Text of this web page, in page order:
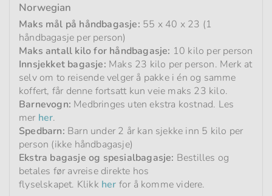
Norwegian
Maks mål på håndbagasje: 55 x 40 x 23 (1
håndbagasje per person)
Maks antall kilo for håndbagasje: 10 kilo per person
Innsjekket bagasje: Maks 23 kilo per person. Merk at
selv om to reisende velger å pakke i én og samme
koffert, får denne fortsatt kun veie maks 23 kilo.
Barnevogn: Medbringes uten ekstra kostnad. Les
mer her.
Spedbarn: Barn under 2 år kan sjekke inn 5 kilo per
person (ikke håndbagasje)
Ekstra bagasje og spesialbagasje: Bestilles og
betales før avreise direkte hos
flyselskapet. Klikk her for å komme videre.